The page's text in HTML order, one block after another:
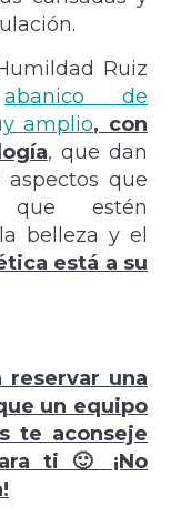
Ruiz
abanico de
amplio, con
, que dan
que
estén
belleza y el
está a su
reservar una
un equipo
te aconseje
ti 🙂 ¡No